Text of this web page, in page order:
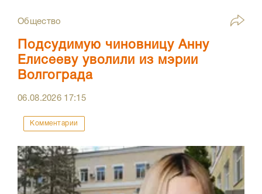
Общество
Подсудимую чиновницу Анну
Елисееву уволили из мэрии
Волгограда
06.08.2026 17:15
Комментарии